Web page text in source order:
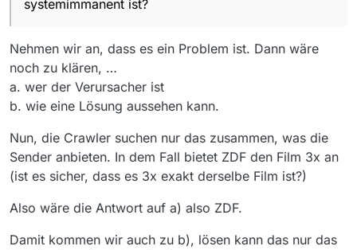
systemimmanent ist?
Nehmen wir an, dass es ein Problem ist. Dann wäre
noch zu klären, …
a. wer der Verursacher ist
b. wie eine Lösung aussehen kann.
Nun, die Crawler suchen nur das zusammen, was die
Sender anbieten. In dem Fall bietet ZDF den Film 3x an
(ist es sicher, dass es 3x exakt derselbe Film ist?)
Also wäre die Antwort auf a) also ZDF.
Damit kommen wir auch zu b), lösen kann das nur das